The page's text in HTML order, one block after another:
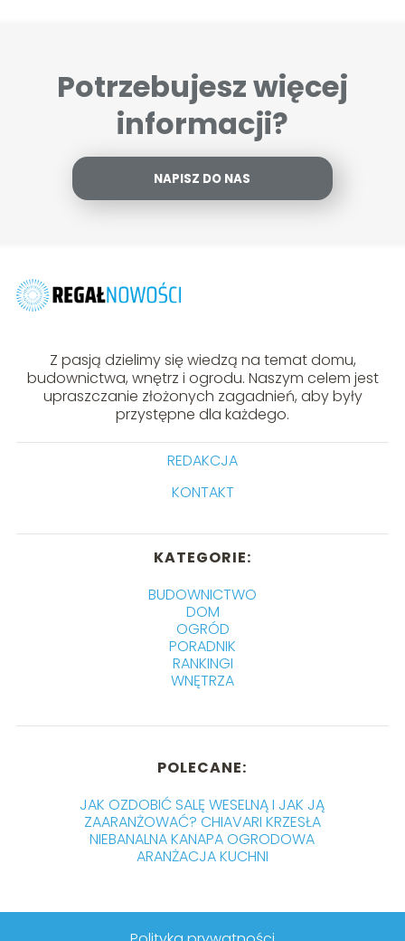
Potrzebujesz więcej
informacji?
NAPISZ DO NAS
Z pasją dzielimy się wiedzą na temat domu,
budownictwa, wnętrz i ogrodu. Naszym celem jest
upraszczanie złożonych zagadnień, aby były
przystępne dla każdego.
REDAKCJA
KONTAKT
KATEGORIE:
BUDOWNICTWO
DOM
OGRÓD
PORADNIK
RANKINGI
WNĘTRZA
POLECANE:
JAK OZDOBIĆ SALĘ WESELNĄ I JAK JĄ
ZAARANŻOWAĆ? CHIAVARI KRZESŁA
NIEBANALNA KANAPA OGRODOWA
ARANŻACJA KUCHNI